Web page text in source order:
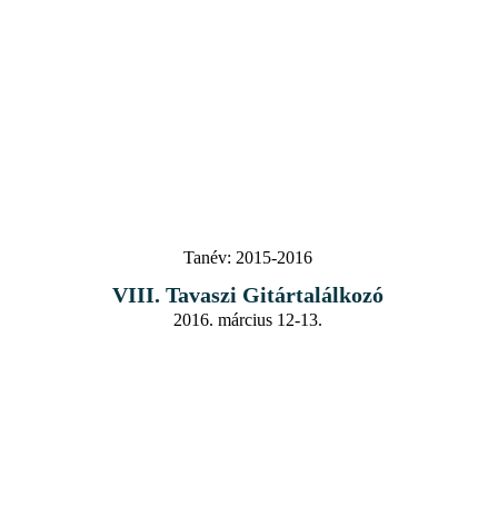
Tanév: 2015-2016
VIII. Tavaszi Gitártalálkozó
2016. március 12-13.